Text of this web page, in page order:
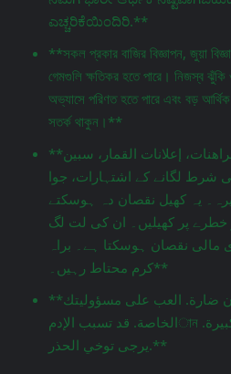
ಎಚ್ಚರಿಕೆಯಿಂದಿರಿ.**
**সকল প্রকার বাজির বিজ্ঞাপন, জুয়া
গেমগুলি ক্ষতিকর হতে পারে। নিজস্ব
অভ্যাসে পরিণত হতে পারে এবং বড়
সতর্ক থাকুন।**
**جميع أنواع إعلانات المراهنات، إعلانات القمار، سبين
شرط لگانے کے اشتہارات، جوا
یہ کھیل نقصان دہ ہوسکتے
خطرے پر کھیلیں۔ ان کی لت لگ
مالی نقصان ہوسکتا ہے۔ براہ
کرم محتاط رہیں۔**
**هذه الألعاب قد تكون ضارة. العب على مسؤوليتك
الخاصة. قد تسبب الإدمান وتؤدي إلى خسائر مالية كبيرة.
يرجى توخي الحذر.**